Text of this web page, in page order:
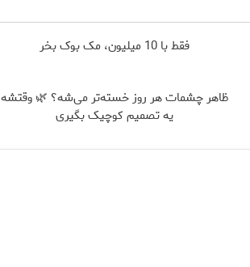
فقط با 10 میلیون، مک بوک بخر
ظاهر چشمات هر روز خسته‌تر می‌شه؟ 🌿 وقتشه
یه تصمیم کوچیک بگیری